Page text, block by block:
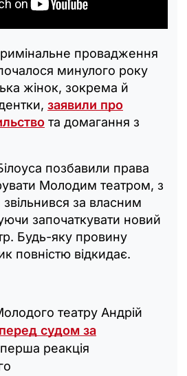
провадження
минулого року
жінок, зокрема й
заявили про
та домагання з
позбавили права
Молодим театром, з
за власним
започаткувати новий
Будь-яку провину
повністю відкидає.
театру Андрій
судом за
реакція